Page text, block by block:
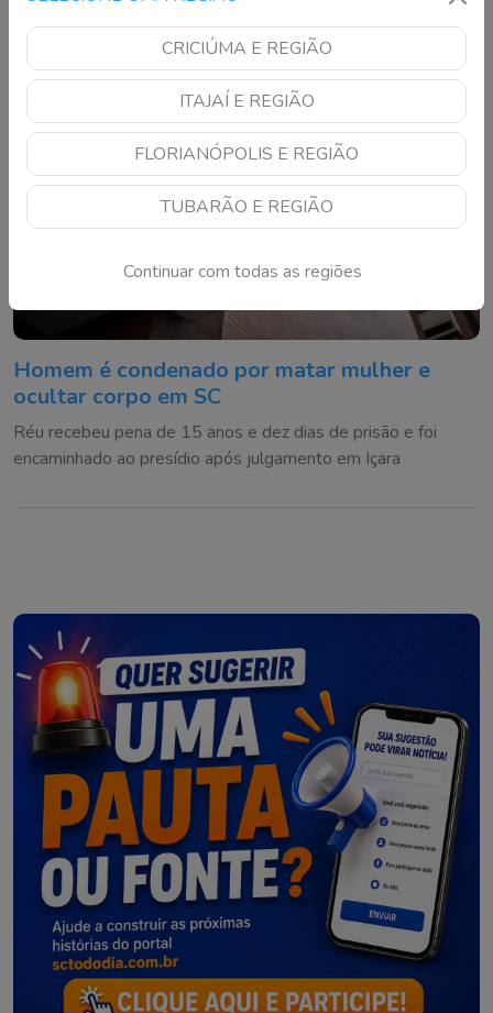
CRICIÚMA E REGIÃO
ITAJAÍ E REGIÃO
FLORIANÓPOLIS E REGIÃO
TUBARÃO E REGIÃO
Continuar com todas as regiões
Homem é condenado por matar mulher e
ocultar corpo em SC
Réu recebeu pena de 15 anos e dez dias de prisão e foi
encaminhado ao presídio após julgamento em Içara